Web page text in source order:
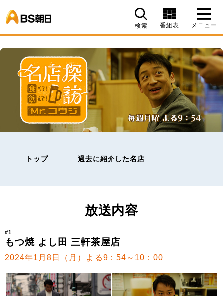
検索 番組表 メニュー
トップ 過去に紹介した名店
放送内容
#1
もつ焼 よし田 三軒茶屋店
2024年1月8日（月）よる9：54～10：00